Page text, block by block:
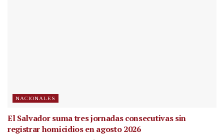
NACIONALES
El Salvador suma tres jornadas consecutivas sin
registrar homicidios en agosto 2026